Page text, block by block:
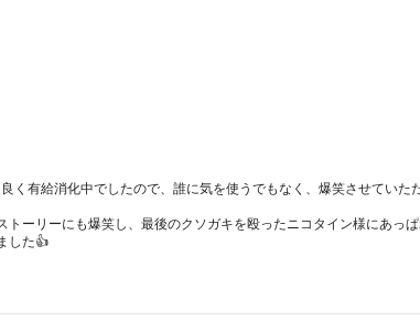
く有給消化中でしたので、誰に気を使うでもなく、爆笑させていた
トーリーにも爆笑し、最後のクソガキを殴ったニコタイン様にあっ
した👍